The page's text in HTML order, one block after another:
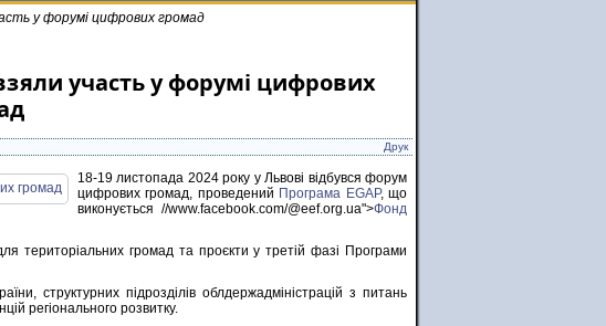
у форумі цифрових громад
участь у форумі цифрових
Друк
18-19 листопада 2024 року у Львові відбувся форум
цифрових громад, проведений Програма EGAP, що
виконується //www.facebook.com/@eef.org.ua">Фонд
територіальних громад та проєкти у третій фазі Програми
структурних підрозділів облдержадміністрацій з питань
регіонального розвитку.